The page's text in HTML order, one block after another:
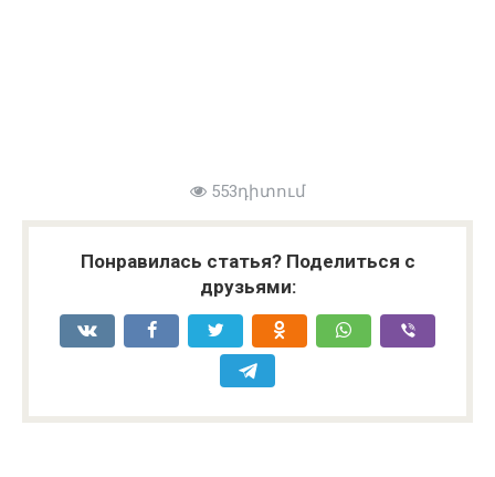
553դիտում
Понравилась статья? Поделиться с
друзьями: